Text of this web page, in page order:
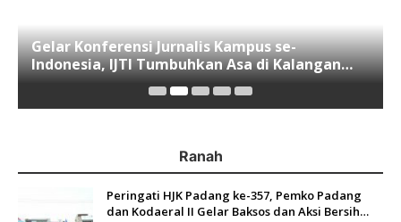
Gelar Konferensi Jurnalis Kampus se-
Indonesia, IJTI Tumbuhkan Asa di Kalangan
Jurnalis Muda di Era Disruspi Digital
Ranah
Peringati HJK Padang ke-357, Pemko Padang
dan Kodaeral II Gelar Baksos dan Aksi Bersih